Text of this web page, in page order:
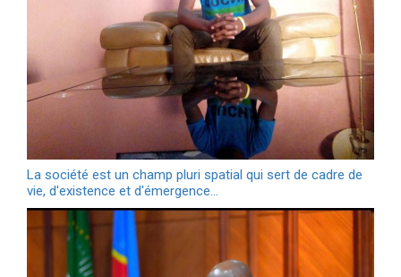
La société est un champ pluri spatial qui sert de cadre de
vie, d'existence et d'émergence…